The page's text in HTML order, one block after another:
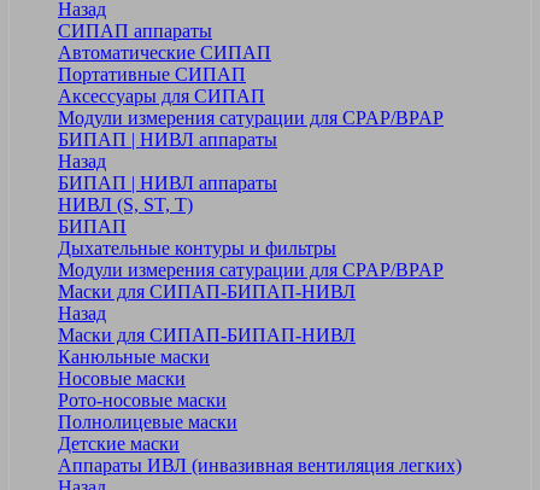
Назад
СИПАП аппараты
Автоматические СИПАП
Портативные СИПАП
Аксессуары для СИПАП
Модули измерения сатурации для CPAP/BPAP
БИПАП | НИВЛ аппараты
Назад
БИПАП | НИВЛ аппараты
НИВЛ (S, ST, T)
БИПАП
Дыхательные контуры и фильтры
Модули измерения сатурации для CPAP/BPAP
Маски для СИПАП-БИПАП-НИВЛ
Назад
Маски для СИПАП-БИПАП-НИВЛ
Канюльные маски
Носовые маски
Рото-носовые маски
Полнолицевые маски
Детские маски
Аппараты ИВЛ (инвазивная вентиляция легких)